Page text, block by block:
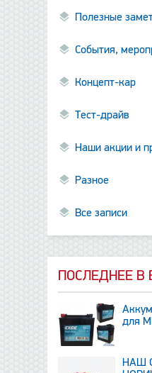
Полезные
События,
Концепт-кар
Тест-драйв
Наши акции и
Разное
Все записи
ПОСЛЕДНЕЕ В
для
НАШ